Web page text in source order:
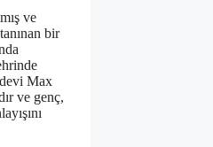
ve
bir
Max
ve genç,